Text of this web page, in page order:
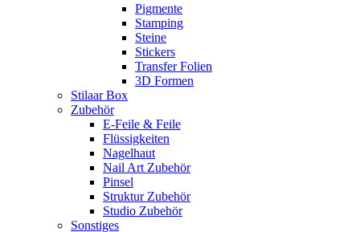
Pigmente
Stamping
Steine
Stickers
Transfer Folien
3D Formen
Stilaar Box
Zubehör
E-Feile & Feile
Flüssigkeiten
Nagelhaut
Nail Art Zubehör
Pinsel
Struktur Zubehör
Studio Zubehör
Sonstiges